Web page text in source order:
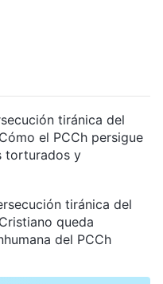
tiránica del
el PCCh persigue
torturados y
tiránica del
queda
del PCCh